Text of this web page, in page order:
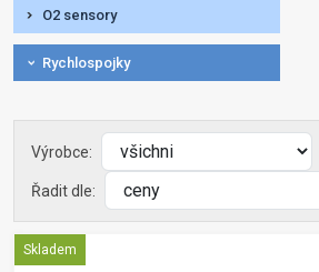
O2 sensory
Rychlospojky
Výrobce:
Řadit dle:
Skladem